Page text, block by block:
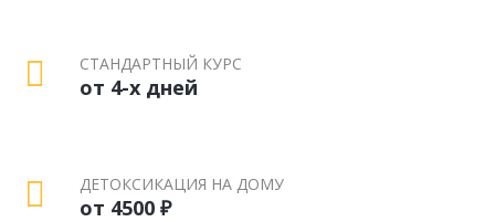
СТАНДАРТНЫЙ КУРС
от 4-х дней
ДЕТОКСИКАЦИЯ НА ДОМУ
от 4500 ₽